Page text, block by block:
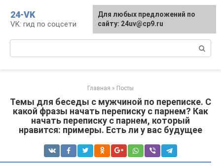
контенту
24-VK
VK: гид по соцсети
Главная » Посты
Темы для беседы с мужчиной по переписке. С
какой фразы начать переписку с парнем? Как
начать переписку с парнем, который
нравится: примеры. Есть ли у вас будущее
Для любых предложений по
сайту: 24uv@cp9.ru